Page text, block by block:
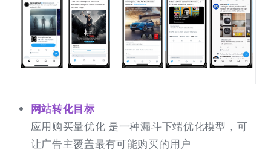
⽹站转化⽬标
应用购买量优化 是一种漏斗下端优化模型，可
让广告主覆盖最有可能购买的用户